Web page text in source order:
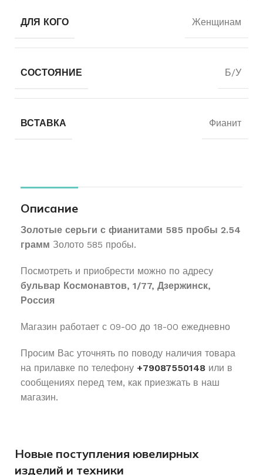
ДЛЯ КОГО Женщинам
СОСТОЯНИЕ Б/У
ВСТАВКА Фианит
Описание
Золотые серьги с фианитами 585 пробы 2.54
грамм Золото 585 пробы.
Посмотреть и приобрести можно по адресу
бульвар Космонавтов, 1/77, Дзержинск,
Россия
Магазин работает с 09-00 до 18-00 ежедневно
Просим Вас уточнять по поводу наличия товара
на прилавке по телефону +79087550148 или в
сообщениях перед тем, как приезжать в наш
магазин.
Новые поступления ювелирных
изделий и техники